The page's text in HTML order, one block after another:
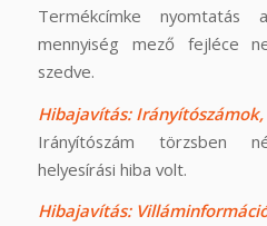
Termékcímke nyomtatás
mennyiség mező fejléce
szedve.
Hibajavítás:
Irányítószám törzsben
helyesírási hiba volt.
Hibajavítás: